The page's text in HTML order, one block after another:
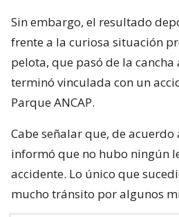
Sin embargo, el resultado
frente a la curiosa situación
pelota, que pasó de la
terminó vinculada con un
Parque ANCAP.
Cabe señalar que, de acuerdo
informó que no hubo ningún
accidente. Lo único que
mucho tránsito por algunos